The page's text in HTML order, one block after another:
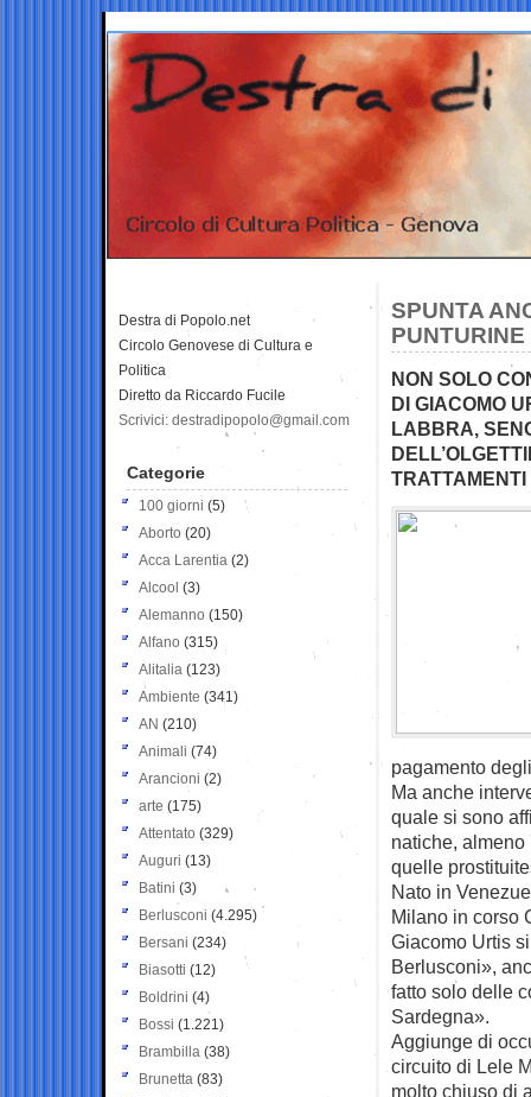
SPUNTA
NON SOLO
DI GIACOMO
LABBRA,
pagamento
Ma anche
quale si sono
natiche,
quelle
Nato in
Milano in corso
Giacomo Urtis
Berlusconi»,
fatto solo delle
Sardegna».
Aggiunge di
circuito di Lele
molto chiuso di
Destra di Popolo.net
Circolo Genovese di Cultura e
Politica
Diretto da Riccardo Fucile
Scrivici: destradipopolo@gmail.com
Categorie
100 giorni (5)
Aborto (20)
Acca Larentia (2)
Alcool (3)
Alemanno (150)
Alfano (315)
Alitalia (123)
Ambiente (341)
AN (210)
Animali (74)
Arancioni (2)
arte (175)
Attentato (329)
Auguri (13)
Batini (3)
Berlusconi (4.295)
Bersani (234)
Biasotti (12)
Boldrini (4)
Bossi (1.221)
Brambilla (38)
Brunetta (83)